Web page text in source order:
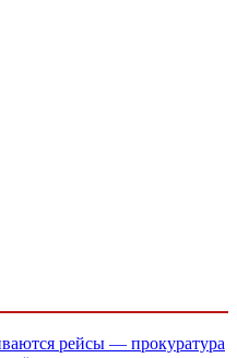
рейсы — прокуратура